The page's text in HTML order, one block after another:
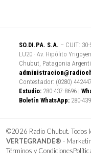
SO.DI.PA. S.A. – CUIT:
LU20 - Av. Hipólito
Chubut, Patagonia
Contestador: (0280)
Estudio: 280-437-8696 |
Boletín WhatsApp: 280-
©2026 Radio Chubut. Todos
VERTEGRANDE® -
Términos y Condiciones